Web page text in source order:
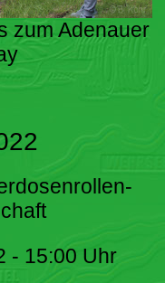
zum Adenauer
- 15:00 Uhr